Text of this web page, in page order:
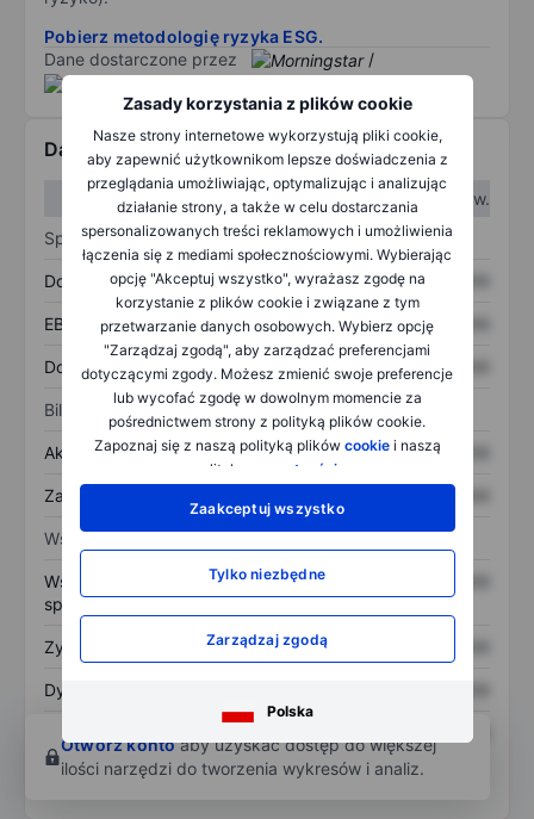
Zasady korzystania z plików cookie
Nasze strony internetowe wykorzystują pliki cookie,
aby zapewnić użytkownikom lepsze doświadczenia z
przeglądania umożliwiając, optymalizując i analizując
działanie strony, a także w celu dostarczania
spersonalizowanych treści reklamowych i umożliwienia
łączenia się z mediami społecznościowymi. Wybierając
opcję "Akceptuj wszystko", wyrażasz zgodę na
korzystanie z plików cookie i związane z tym
przetwarzanie danych osobowych. Wybierz opcję
"Zarządzaj zgodą", aby zarządzać preferencjami
dotyczącymi zgody. Możesz zmienić swoje preferencje
lub wycofać zgodę w dowolnym momencie za
pośrednictwem strony z polityką plików cookie.
Zapoznaj się z naszą polityką plików cookiei naszą
polityką
prywatności
Zaakceptuj wszystko
Tylko niezbędne
Zarządzaj zgodą
Polska
Pobierz metodologię ryzyka ESG.
Dane dostarczone przez
/
Dane finansowe
W I kw.
W II kw.
Sprawozdanie z zysków
Dochód XXXXXXX XXXXXXX
EBITDA XXXXXXX XXXXXXX
Dochód netto XXXXXXX XXXXXXX
Bilans
Aktywa ogółem XXXXXXX XXXXXXX
Zadłużenie ogółem
Wskaźniki
Współczynnik cena do
sprzedaży
XXXXXXX
Zysk na akcję XXXXXXX
Dywidenda na akcję
własnego
Otwórz kontoaby uzyskać dostęp do większej
ilości narzędzi do tworzenia wykresów i analiz.